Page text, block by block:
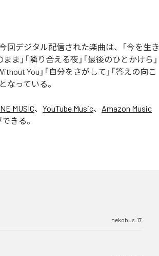
回デジタル配信された楽曲は、「今を生き
ま」「隣り合える夜」「最後のひとかけら」
You」「自分をさがして」「答えの向こ
なっている。
MUSIC、 YouTube Music、 Amazon Music
きる。
nekobus_17